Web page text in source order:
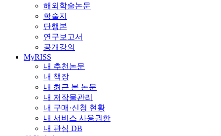
해외학술논문
학술지
단행본
연구보고서
공개강의
MyRISS
내 추천논문
내 책장
내 최근 본 논문
내 저작물관리
내 구매·신청 현황
내 서비스 사용권한
내 관심 DB